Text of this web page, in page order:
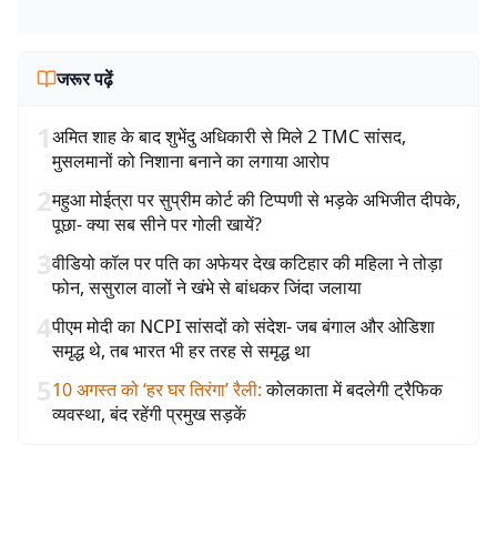
जरूर पढ़ें
1अमित शाह के बाद शुभेंदु अधिकारी से मिले 2 TMC सांसद,
मुसलमानों को निशाना बनाने का लगाया आरोप
2महुआ मोईत्रा पर सुप्रीम कोर्ट की टिप्पणी से भड़के अभिजीत दीपके,
पूछा- क्या सब सीने पर गोली खायें?
3वीडियो कॉल पर पति का अफेयर देख कटिहार की महिला ने तोड़ा
फोन, ससुराल वालों ने खंभे से बांधकर जिंदा जलाया
4पीएम मोदी का NCPI सांसदों को संदेश- जब बंगाल और ओडिशा
समृद्ध थे, तब भारत भी हर तरह से समृद्ध था
510 अगस्त को ‘हर घर तिरंगा’ रैली: कोलकाता में बदलेगी ट्रैफिक
व्यवस्था, बंद रहेंगी प्रमुख सड़कें